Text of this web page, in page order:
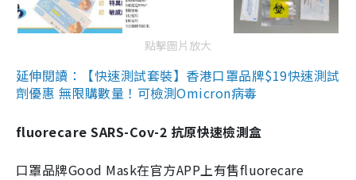
點擊圖片放大
延伸閱讀：【快速測試套裝】香港口罩品牌$19快速測試
劑優惠 無限購數量！可檢測Omicron病毒
fluorecare SARS-Cov-2 抗原快速檢測盒
口罩品牌Good Mask在官方APP上有售fluorecare